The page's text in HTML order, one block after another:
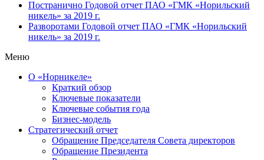
Постранично Годовой отчет ПАО «ГМК «Норильский
никель» за 2019 г.
Разворотами Годовой отчет ПАО «ГМК «Норильский
никель» за 2019 г.
Меню
О «Норникеле»
Краткий обзор
Ключевые показатели
Ключевые события года
Бизнес-модель
Стратегический отчет
Обращение Председателя Совета директоров
Обращение Президента